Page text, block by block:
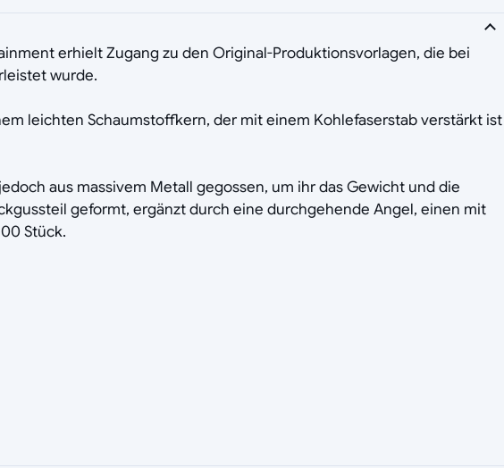
erhielt Zugang zu den Original-Produktionsvorlagen, die bei
wurde.
leichten Schaumstoffkern, der mit einem Kohlefaserstab verstärkt ist
aus massivem Metall gegossen, um ihr das Gewicht und die
geformt, ergänzt durch eine durchgehende Angel, einen mit
Stück.